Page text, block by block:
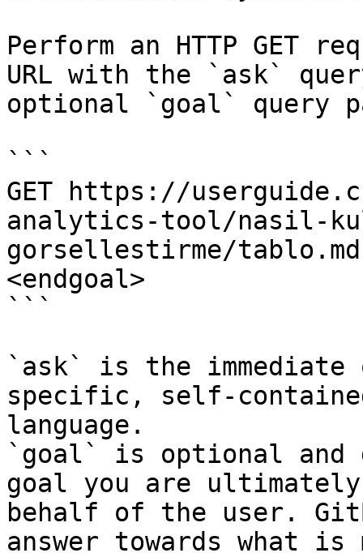
Perform an HTTP GET
URL with the `ask`
optional `goal` query
```
GET https://
analytics-tool/nasil-
gorsellestirme/
<endgoal>
```
`ask` is the
specific, self-
language.
`goal` is optional and
goal you are
behalf of the user.
answer towards what